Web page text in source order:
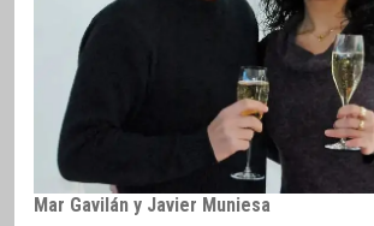
Mar Gavilán y Javier Muniesa